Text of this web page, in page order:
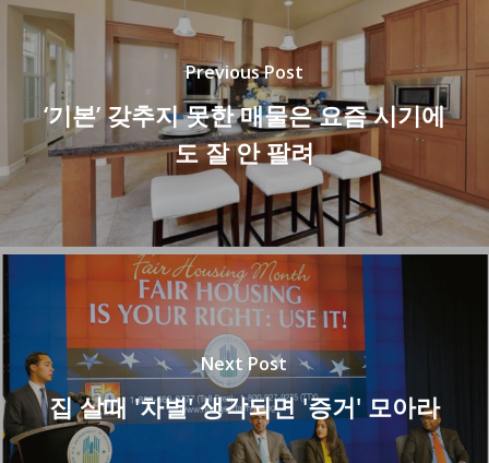
Previous Post
‘기본’ 갖추지 못한 매물은 요즘 시기에
도 잘 안 팔려
Next Post
집 살때 '차별' 생각되면 '증거' 모아라